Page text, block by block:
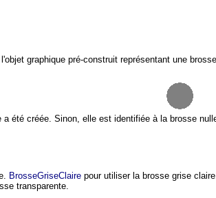
graphique pré-construit représentant une
été créée. Sinon, elle est identifiée à la brosse
BrosseGriseClairepour utiliser la brosse grise claire.
transparente.